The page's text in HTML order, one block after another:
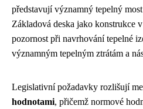
představují významný tepelný
Základová deska jako konstrukce
pozornost při navrhování tepelné
významným tepelným ztrátám a
Legislativní požadavky rozlišují
hodnotami, přičemž normové